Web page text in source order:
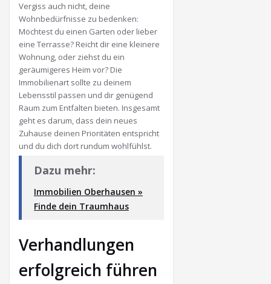
Vergiss auch nicht, deine
Wohnbedürfnisse zu bedenken:
Möchtest du einen Garten oder lieber
eine Terrasse? Reicht dir eine kleinere
Wohnung, oder ziehst du ein
geräumigeres Heim vor? Die
Immobilienart sollte zu deinem
Lebensstil passen und dir genügend
Raum zum Entfalten bieten. Insgesamt
geht es darum, dass dein neues
Zuhause deinen Prioritäten entspricht
und du dich dort rundum wohlfühlst.
Dazu mehr:
Immobilien Oberhausen »
Finde dein Traumhaus
Verhandlungen
erfolgreich führen